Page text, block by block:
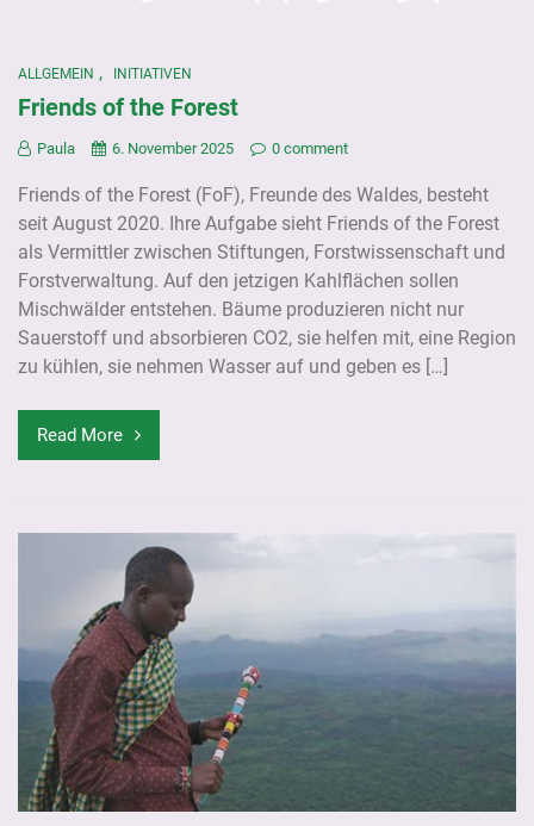
ALLGEMEIN , INITIATIVEN
Friends of the Forest
Paula 6. November 2025 0 comment
Friends of the Forest (FoF), Freunde des Waldes, besteht
seit August 2020. Ihre Aufgabe sieht Friends of the Forest
als Vermittler zwischen Stiftungen, Forstwissenschaft und
Forstverwaltung. Auf den jetzigen Kahlflächen sollen
Mischwälder entstehen. Bäume produzieren nicht nur
Sauerstoff und absorbieren CO2, sie helfen mit, eine Region
zu kühlen, sie nehmen Wasser auf und geben es […]
Read More